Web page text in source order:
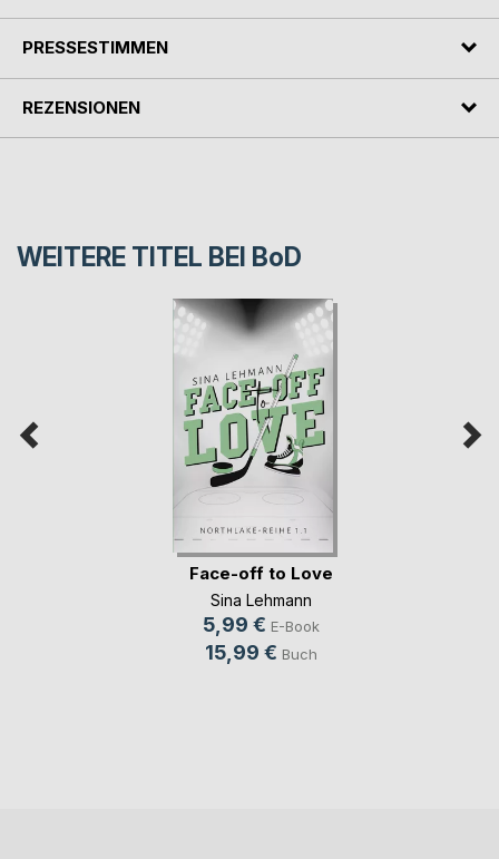
PRESSESTIMMEN
REZENSIONEN
WEITERE TITEL BEI BoD
Face-off to Love
Sina Lehmann
5,99 € E-Book
15,99 € Buch